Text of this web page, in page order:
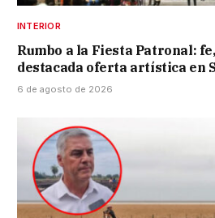
INTERIOR
Rumbo a la Fiesta Patronal:
destacada oferta artística en
6 de agosto de 2026